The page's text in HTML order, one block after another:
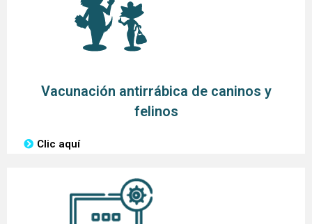
Vacunación antirrábica de caninos y
felinos
Clic aquí